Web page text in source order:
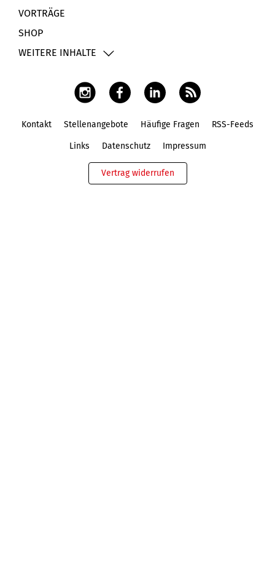
VORTRÄGE
SHOP
WEITERE INHALTE
Kontakt Stellenangebote Häufige Fragen RSS-Feeds
Links Datenschutz Impressum
Vertrag widerrufen